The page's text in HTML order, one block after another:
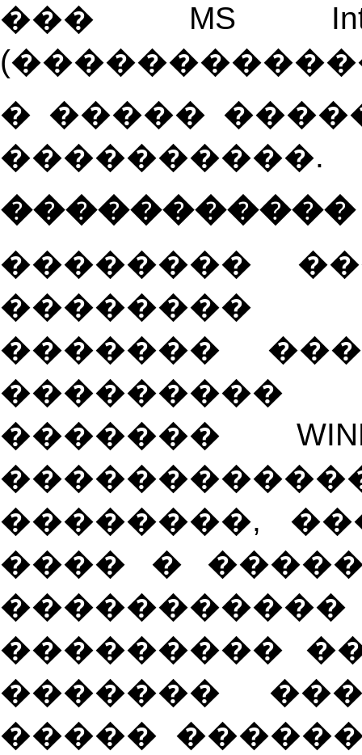
��� MS
� �����
����������.
��������
��������
�������
���������
�������
��������,
���� �
���������
�������
�����